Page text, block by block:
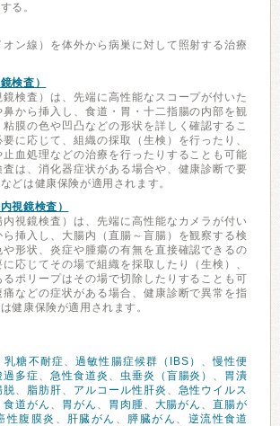
る。
ン線）を体外から病巣に対して照射する治療
検査）
検査）は、先端に高性能なスコープが付いた
から挿入し、食道・胃・十二指腸の内部を観
膜の色や凹凸などの形状を詳しく確認するこ
に応じて、組織の採取（生検）を行ったり、
血処理などの治療を行ったりすることも可能
は、消化器症状がある場合や、健康診断で要
どは健康保険が適用されます。
視鏡検査）
視鏡検査）は、先端に高性能なカメラが付い
挿入し、大腸内（直腸～盲腸）を観察する検
形状、炎症や腫瘍の有無を直接確認できるの
応じてその場で組織を採取したり（生検）、
ポリープはその場で切除したりすることも可
などの症状がある場合、健康診断で異常を指
健康保険が適用されます。
乳糖不耐症、過敏性腸症候群（IBS） 、慢性便
過多症、 急性食道炎 、 虫垂炎（盲腸炎） 、 胃潰
脱、 脂肪肝、 アルコール性肝炎 、 急性ウイルス
食道がん 、 胃がん 、 胃肉腫、 大腸がん 、直腸が
性腹膜炎 、 肝臓がん 、 膵臓がん 、 逆流性食道